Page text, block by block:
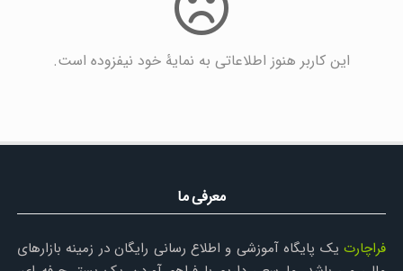
این کاربر هنوز اطلاعاتی به نمایۀ خود نیفزوده است.
معرفی ما
فراچارتیک پایگاه آموزشی و اطلاع رسانی رایگان در زمینه بازارهای